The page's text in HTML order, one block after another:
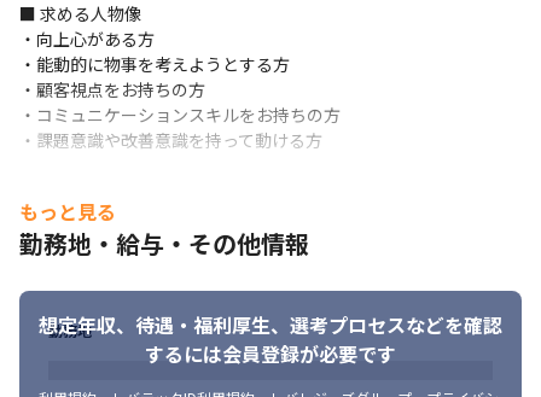
環境へと導くためのポジティブなチャレンジ環境があります。
長年運用されてきた大規模システムの構造を理解し、影響範囲を
正確に評価しながら、アーキテクチャをアップデートしていく経
験は、エンジニアとしての市場価値を飛躍的に高めることができ
ます。
に組み込み、自動化や新技術の導入を積極的に推進しています。
ClaudeやCodexなどの最新エージェントを標準導入し、開発プロ
セスそのものをAI時代に適した形へ再構築し続ける変革に前向き
な文化があります。
コード生成率を極限まで高めることで「ゼロから書く」時間を大
幅に削減し、エンジニアがより高度な全体設計や本質的な課題解
決に注力できる環境へとシフトしています。
■ 求める人物像
・向上心がある方
・能動的に物事を考えようとする方
・顧客視点をお持ちの方
・コミュニケーションスキルをお持ちの方
・課題意識や改善意識を持って動ける方
もっと見る
勤務地・給与・その他情報
想定年収、待遇・福利厚生、 選考プロセスなどを確認
するには会員登録が必要です
勤務地